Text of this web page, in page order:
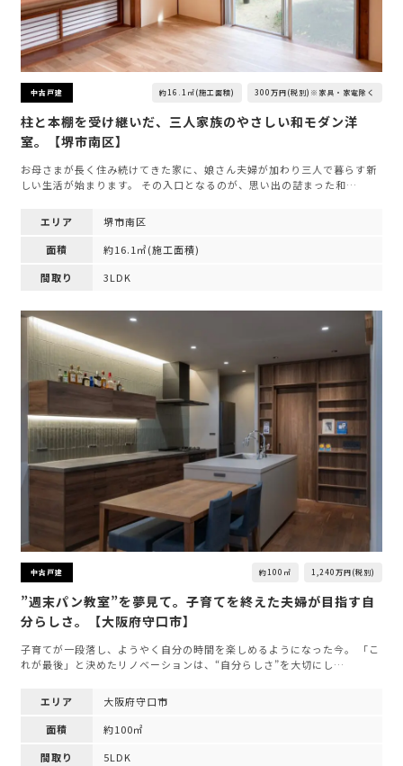
中古戸建 約16.1㎡(施工面積) 300万円(税別)※家具・家電除く
柱と本棚を受け継いだ、三人家族のやさしい和モダン洋
室。【堺市南区】
お母さまが長く住み続けてきた家に、娘さん夫婦が加わり三人で暮らす新
しい生活が始まります。 その入口となるのが、思い出の詰まった和…
エリア
堺市南区
面積
約16.1㎡(施工面積)
間取り
3LDK
中古戸建 約100㎡ 1,240万円(税別)
”週末パン教室”を夢見て。子育てを終えた夫婦が目指す自
分らしさ。【大阪府守口市】
子育てが一段落し、ようやく自分の時間を楽しめるようになった今。 「こ
れが最後」と決めたリノベーションは、“自分らしさ”を大切にし…
エリア
大阪府守口市
面積
約100㎡
間取り
5LDK